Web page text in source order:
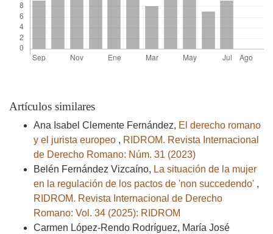
Artículos similares
Ana Isabel Clemente Fernández, El derecho romano
y el jurista europeo , RIDROM. Revista Internacional
de Derecho Romano: Núm. 31 (2023)
Belén Fernández Vizcaíno, La situación de la mujer
en la regulación de los pactos de 'non succedendo' ,
RIDROM. Revista Internacional de Derecho
Romano: Vol. 34 (2025): RIDROM
Carmen López-Rendo Rodríguez, María José